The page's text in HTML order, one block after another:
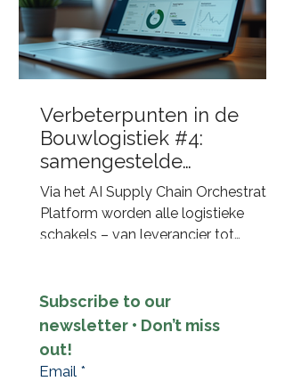
uitgevoerd, met minimale impact op
de omgeving. Daarmee is logistiek
uitgegroeid tot een belangrijke
succesfactor bij aanbestedingen.
logistiek plan gaat verder dan het
plannen va
Verbeterpunten in de
Bouwlogistiek #4:
samengestelde
bouwartikelen via de
bouwhub aangestuurd
door AI
Via het AI Supply Chain Orchestration
Platform worden alle logistieke
schakels – van leverancier tot
verbonden. De Q-Hubs fungeren
daarbij als intelligente assemblage-
en consolidatiepunten waar
materialen worden gecontroleerd,
Subscribe to our
newsletter • Don’t miss
out!
Email *